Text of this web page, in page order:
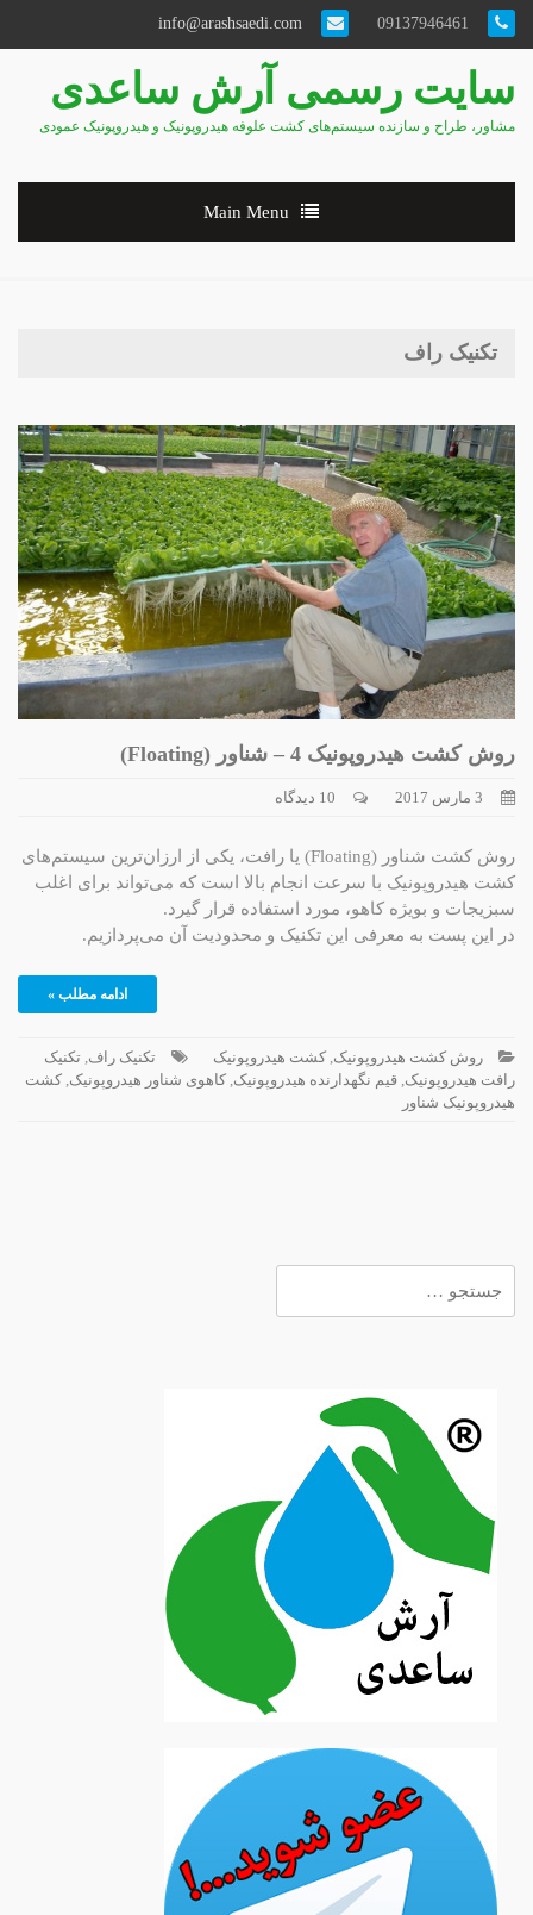
سایت رسمی آرش ساعدی
مشاور، طراح و سازنده سیستم‌های کشت علوفه هیدروپونیک و هیدروپونیک عمودی
Main Menu
تکنیک راف
روش کشت هیدروپونیک 4 – شناور (Floating)
3 مارس 2017 10 دیدگاه
روش کشت شناور (Floating) یا رافت، یکی از ارزان‌ترین سیستم‌های
کشت هیدروپونیک با سرعت انجام بالا است که می‌تواند برای اغلب
سبزیجات و بویژه کاهو، مورد استفاده قرار گیرد.
در این پست به معرفی این تکنیک و محدودیت آن می‌پردازیم.
ادامه مطلب »
روش کشت هیدروپونیک کشت هیدروپونیک تکنیک راف تکنیک
رافت هیدروپونیک قیم نگهدارنده هیدروپونیک کاهوی شناور هیدروپونیک کشت
هیدروپونیک شناور
برای: